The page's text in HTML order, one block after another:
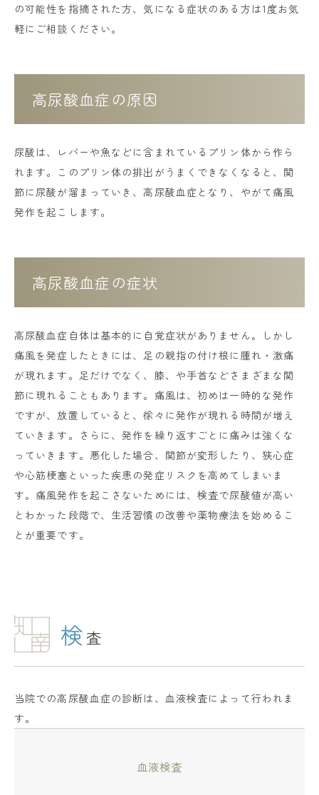
の可能性を指摘された方、気になる症状のある方は1度お気
軽にご相談ください。
高尿酸血症の原因
尿酸は、レバーや魚などに含まれているプリン体から作ら
れます。このプリン体の排出がうまくできなくなると、関
節に尿酸が溜まっていき、高尿酸血症となり、やがて痛風
発作を起こします。
高尿酸血症の症状
高尿酸血症自体は基本的に自覚症状がありません。しかし
痛風を発症したときには、足の親指の付け根に腫れ・激痛
が現れます。足だけでなく、膝、や手首などさまざまな関
節に現れることもあります。痛風は、初めは一時的な発作
ですが、放置していると、徐々に発作が現れる時間が増え
ていきます。さらに、発作を繰り返すごとに痛みは強くな
っていきます。悪化した場合、関節が変形したり、狭心症
や心筋梗塞といった疾患の発症リスクを高めてしまいま
す。痛風発作を起こさないためには、検査で尿酸値が高い
とわかった段階で、生活習慣の改善や薬物療法を始めるこ
とが重要です。
検査
当院での高尿酸血症の診断は、血液検査によって行われま
す。
血液検査